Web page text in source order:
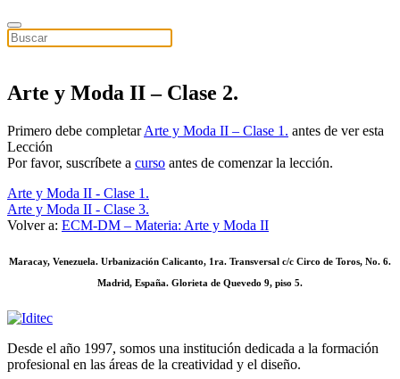
Arte y Moda II – Clase 2.
Primero debe completarArte y Moda II – Clase 1. antes de ver esta
Lección
Por favor, suscríbete a curso antes de comenzar la lección.
Arte y Moda II - Clase 1.
Arte y Moda II - Clase 3.
Volver a: ECM-DM – Materia: Arte y Moda II
Maracay, Venezuela. Urbanización Calicanto, 1ra. Transversal c/c Circo de Toros, No. 6.
Madrid, España. Glorieta de Quevedo 9, piso 5.
Desde el año 1997, somos una institución dedicada a la formación
profesional en las áreas de la creatividad y el diseño.